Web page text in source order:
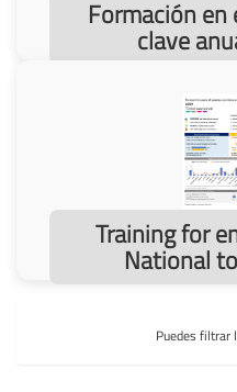
Formación en
clave
Training for
National
Puedes filtrar